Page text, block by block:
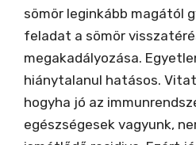
sömör leginkább magától
feladat a sömör
megakadályozása.
hiánytalanul hatásos.
hogyha jó az
egészségesek vagyunk,